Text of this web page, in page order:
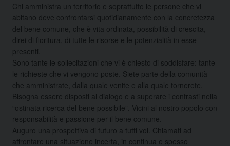
Chi amministra un territorio e soprattutto le persone che vi
abitano deve confrontarsi quotidianamente con la concretezza
del bene comune, che è vita ordinata, possibilità di crescita,
direi di fioritura, di tutte le risorse e le potenzialità in esse
presenti.
Sono tante le sollecitazioni che vi è chiesto di soddisfare: tante
le richieste che vi vengono poste. Siete parte della comunità
che amministrate, dalla quale venite e alla quale tornerete.
Bisogna essere disposti al dialogo e a superare i contrasti nella
“ostinata ricerca del bene possibile”. Vicini al nostro popolo con
responsabilità e passione per il bene comune.
Auguro una prospettiva di futuro a tutti voi. Chiamati ad
affrontare una situazione incerta, in continua e spesso